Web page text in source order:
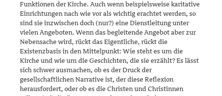
Funktionen der Kirche. Auch wenn beispielsweise karitative
Einrichtungen nach wie vor als wichtig erachtet werden, so
sind sie inzwischen doch (nur?) eine Dienstleitung unter
vielen Ange­boten. Wenn das begleitende Angebot aber zur
Nebensache wird, rückt das Eigentliche, rückt die
Existenzbasis in den Mittelpunkt: Wie steht es um die
Kirche und wie um die Geschichten, die sie erzählt? Es lässt
sich schwer ausmachen, ob es der Druck der
gesellschaftlichen Narrative ist, der diese Reflexion
herausfordert, oder ob es die Christen und Christin­nen